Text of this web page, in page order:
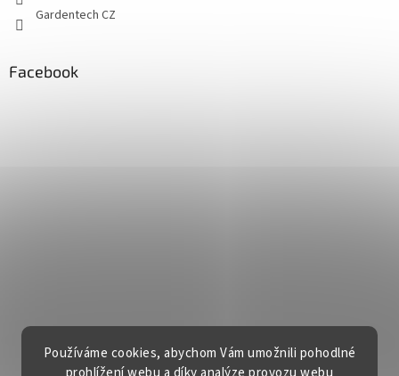
Používáme cookies, abychom Vám umožnili pohodlné
Gardentech CZ
Facebook